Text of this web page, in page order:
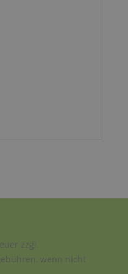
zzgl.
wenn nicht